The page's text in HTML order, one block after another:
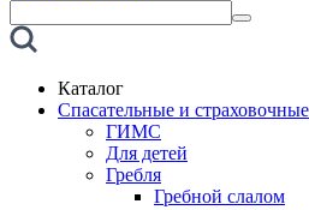
Каталог
Спасательные и
ГИМС
Для детей
Гребля
Гребной слалом